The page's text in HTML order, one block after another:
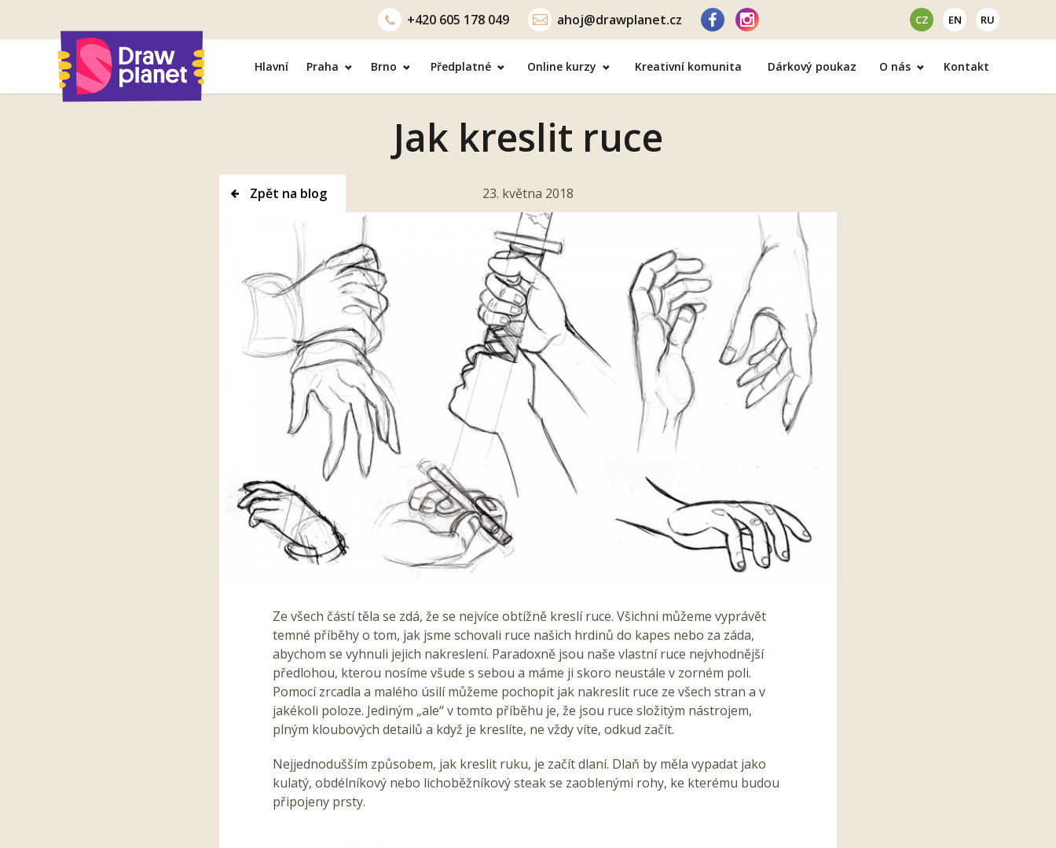
+420 605 178 049 ahoj@drawplanet.cz CZ EN RU
Hlavní Praha Brno Předplatné Online kurzy Kreativní komunita Dárkový poukaz O nás Kontakt
Jak kreslit ruce
23. května 2018
Zpět na blog
Ze všech částí těla se zdá, že se nejvíce obtížně kreslí ruce. Všichni můžeme vyprávět
temné příběhy o tom, jak jsme schovali ruce našich hrdinů do kapes nebo za záda,
abychom se vyhnuli jejich nakreslení. Paradoxně jsou naše vlastní ruce nejvhodnější
předlohou, kterou nosíme všude s sebou a máme ji skoro neustále v zorném poli.
Pomocí zrcadla a malého úsilí můžeme pochopit jak nakreslit ruce ze všech stran a v
jakékoli poloze. Jediným „ale“ v tomto příběhu je, že jsou ruce složitým nástrojem,
plným kloubových detailů a když je kreslíte, ne vždy víte, odkud začít.
Nejjednodušším způsobem, jak kreslit ruku, je začít dlaní. Dlaň by měla vypadat jako
kulatý, obdélníkový nebo lichoběžníkový steak se zaoblenými rohy, ke kterému budou
připojeny prsty.